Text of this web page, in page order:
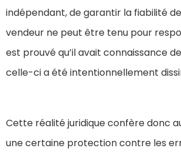
indépendant, de garantir la fiabilité
vendeur ne peut être tenu pour
est prouvé qu’il avait connaissance
celle-ci a été intentionnellement
Cette réalité juridique confère donc
une certaine protection contre les